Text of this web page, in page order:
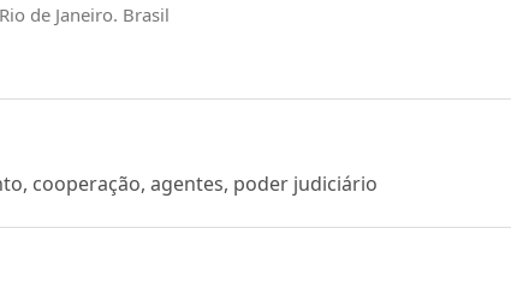
de Janeiro. Brasil
cooperação, agentes, poder judiciário